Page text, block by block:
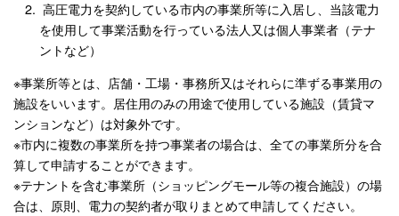
高圧電力を契約している市内の事業所等に入居し、当該電力
を使用して事業活動を行っている法人又は個人事業者（テナ
ントなど）
※事業所等とは、店舗・工場・事務所又はそれらに準ずる事業用の
施設をいいます。居住用のみの用途で使用している施設（賃貸マ
ンションなど）は対象外です。
※市内に複数の事業所を持つ事業者の場合は、全ての事業所分を合
算して申請することができます。
※テナントを含む事業所（ショッピングモール等の複合施設）の場
合は、原則、電力の契約者が取りまとめて申請してください。